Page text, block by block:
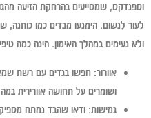
וספנדקס, שמסייעים בהרחקת הזיעה
לעור לנשום. הימנעו מבדים כמו כותנה,
ולא נעימים במהלך האימון. הינה כמה
אוורור: חפשו בגדים עם רשת
ושומרים על תחושה אוורירית
גמישות: ודאו שהבד נמתח